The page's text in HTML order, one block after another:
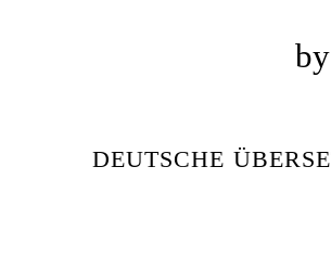
DEUTSCHE